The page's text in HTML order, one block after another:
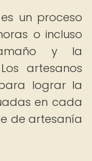
un proceso
o incluso
y la
artesanos
lograr la
en cada
de artesanía